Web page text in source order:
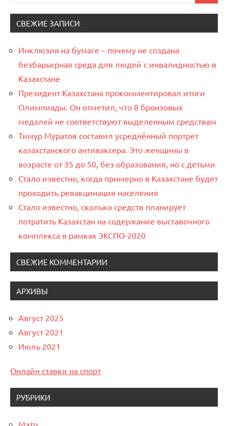
СВЕЖИЕ ЗАПИСИ
Инклюзия на бумаге – почему не создана
безбарьерная среда для людей с инвалидностью в
Казахстане
Президент Казахстана прокомментировал итоги
Олимпиады. Он отметил, что 8 бронзовых
медалей не соответствуют выделенным средствам
Тимур Муратов составил усреднённый портрет
казахстанского антиваксера. Это женщины в
возрасте от 35 до 50, без образования, но с детьми
Стало известно, когда примерно в Казахстане будет
проходить ревакцинация населения
Стало известно, сколько средств планирует
потратить Казахстан на содержание выставочного
комплекса в рамках ЭКСПО-2020
СВЕЖИЕ КОММЕНТАРИИ
АРХИВЫ
Август 2025
Август 2021
Июль 2021
Онлайн ставки на спорт
РУБРИКИ
Мэтр